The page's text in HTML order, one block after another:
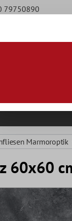
79750890
Marmoroptik
60x60